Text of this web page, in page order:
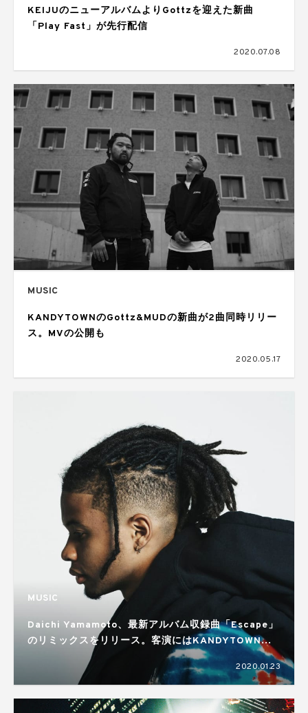
KEIJUのニューアルバムよりGottzを迎えた新曲
「Play Fast」が先行配信
2020.07.08
MUSIC
KANDYTOWNのGottz&MUDの新曲が2曲同時リリー
ス。MVの公開も
2020.05.17
MUSIC
Daichi Yamamoto、最新アルバム収録曲「Escape」
のリミックスをリリース。客演にはKANDYTOWNの
GottzとMUD
2020.01.23